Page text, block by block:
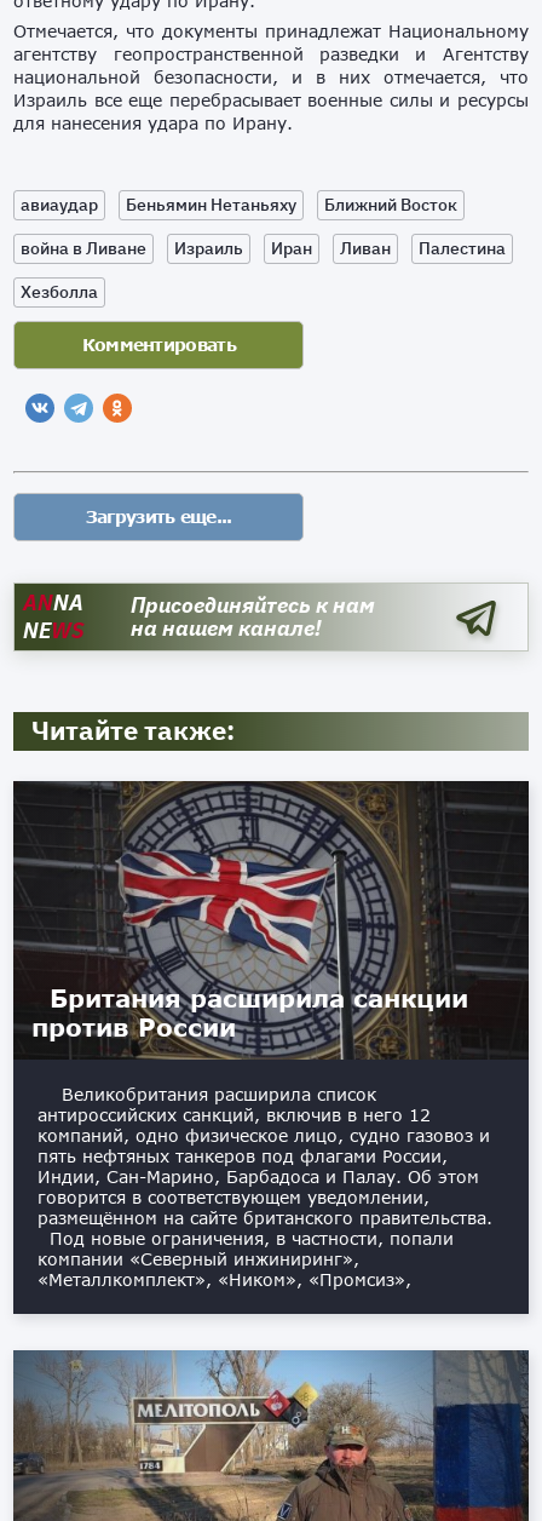
Отмечается, что документы принадлежат Национальному
агентству геопространственной разведки и Агентству
национальной безопасности, и в них отмечается, что
Израиль все еще перебрасывает военные силы и ресурсы
для нанесения удара по Ирану.
авиаудар Беньямин Нетаньяху
Ближний Восток
война в Ливане
Израиль Иран Ливан
Палестина
Хезболла
ANNA
NEWS
Присоединяйтесь к нам
на нашем канале!
Читайте также:
Британия расширила санкции
против России
Великобритания расширила список
антироссийских санкций, включив в него 12
компаний, одно физическое лицо, судно газовоз и
пять нефтяных танкеров под флагами России,
Индии, Сан-Марино, Барбадоса и Палау. Об этом
говорится в соответствующем уведомлении,
размещённом на сайте британского правительства.
Под новые ограничения, в частности, попали
компании «Северный инжиниринг»,
«Металлкомплект», «Ником», «Промсиз»,